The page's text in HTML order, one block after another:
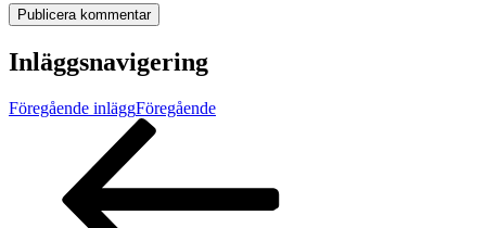
Inläggsnavigering
Föregående inläggFöregående